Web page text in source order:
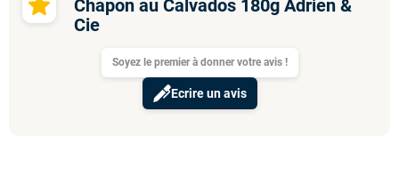
Chapon au Calvados 180g Adrien &
Cie
Soyez le premier à donner votre avis !
Ecrire un avis